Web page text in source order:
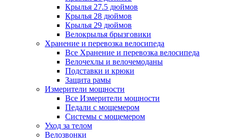
Крылья 27.5 дюймов
Крылья 28 дюймов
Крылья 29 дюймов
Велокрылья брызговики
Хранение и перевозка велосипеда
Все Хранение и перевозка велосипеда
Велочехлы и велочемоданы
Подставки и крюки
Защита рамы
Измерители мощности
Все Измерители мощности
Педали с мощемером
Системы с мощемером
Уход за телом
Велозвонки